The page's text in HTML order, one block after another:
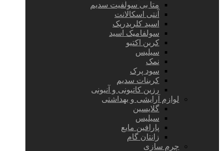
متا بی سولفیت سدیم
آنتی اسکالانت
اسید کلریدریک
سولفامیک اسید
کربن اکتیو
سیلیس
نمک
سود پرک
کربنات سدیم
رزین کاتیونی و آنیونی
لوازم آرایشی و بهداشتی
گلایسین
سیلیس
پارافین مایع
زانتان گام
چرم سازی